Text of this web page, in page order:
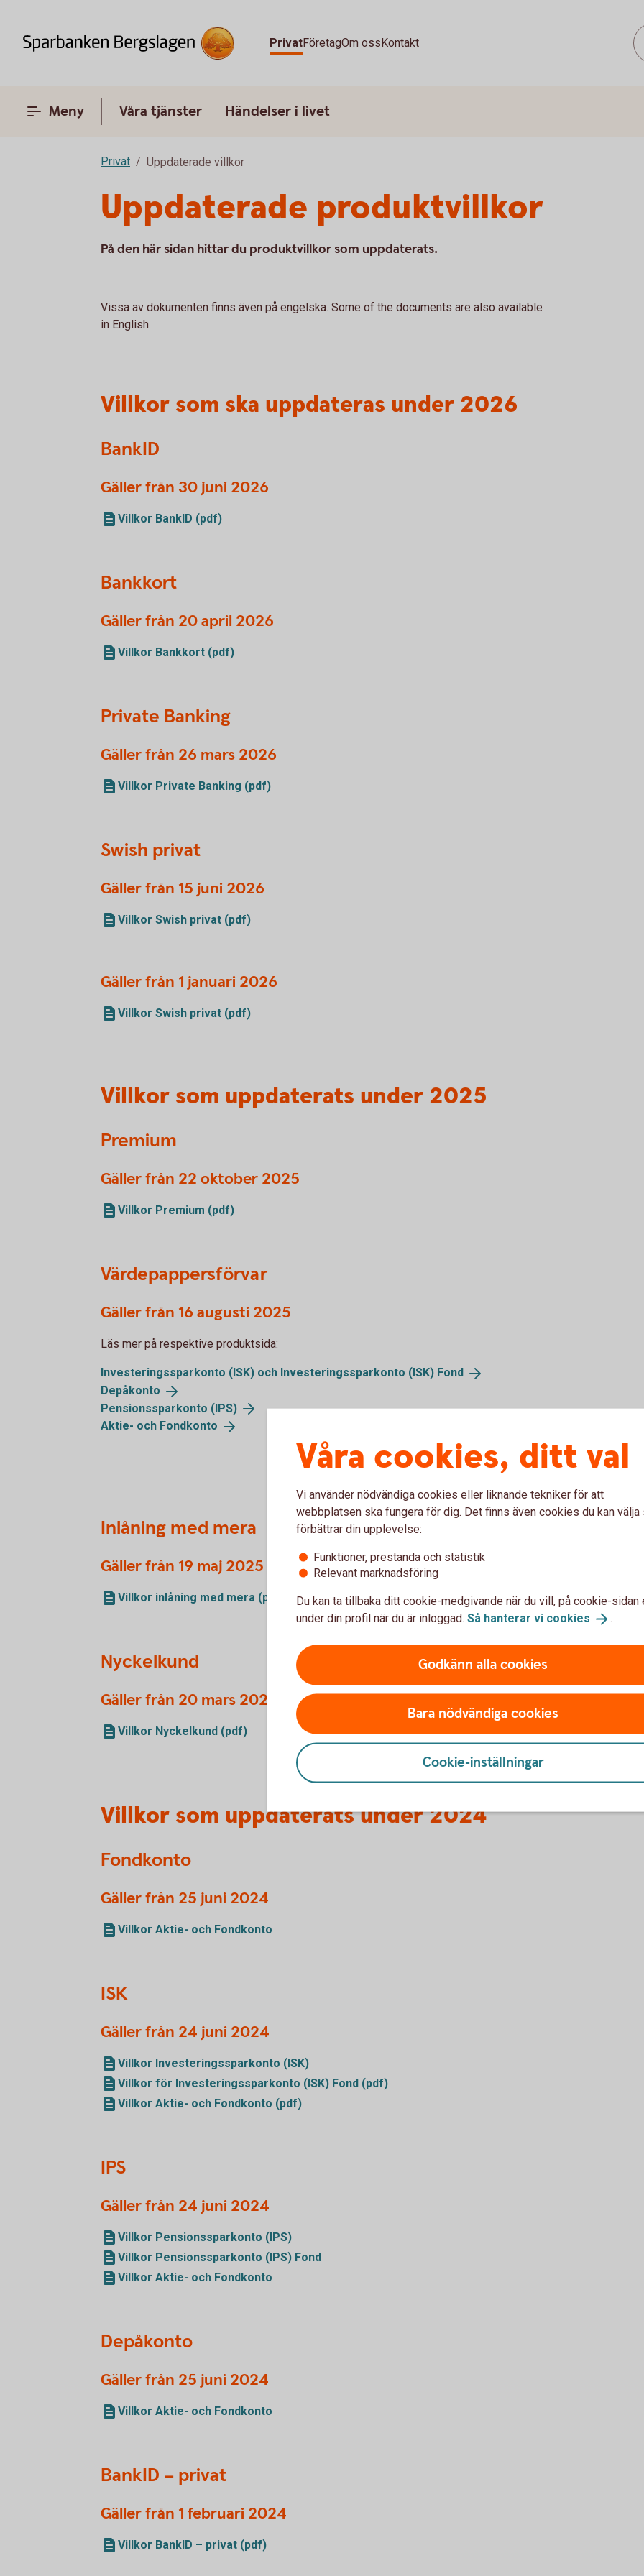
PrivatFöretagOm ossKontakt
Meny Våra tjänster Händelser i livet
Privat Uppdaterade villkor
Uppdaterade produktvillkor
På den här sidan hittar du produktvillkor som uppdaterats.
Vissa av dokumenten finns även på engelska. Some of the documents are also available
in English.
Villkor som ska uppdateras under 2026
BankID
Gäller från 30 juni 2026
Villkor BankID (pdf)
Bankkort
Gäller från 20 april 2026
Villkor Bankkort (pdf)
Private Banking
Gäller från 26 mars 2026
Villkor Private Banking (pdf)
Swish privat
Gäller från 15 juni 2026
Villkor Swish privat (pdf)
Gäller från 1 januari 2026
Villkor Swish privat (pdf)
Villkor som uppdaterats under 2025
Premium
Gäller från 22 oktober 2025
Villkor Premium (pdf)
Värdepappersförvar
Gäller från 16 augusti 2025
Läs mer på respektive produktsida:
Investeringssparkonto (ISK) och Investeringssparkonto (ISK) Fond
Depåkonto
Pensionssparkonto (IPS)
Aktie- och Fondkonto
Inlåning med mera
Gäller från 19 maj 2025
Villkor inlåning med mera (pdf)
Nyckelkund
Gäller från 20 mars 2025
Villkor Nyckelkund (pdf)
Villkor som uppdaterats under 2024
Fondkonto
Gäller från 25 juni 2024
Villkor Aktie- och Fondkonto
ISK
Gäller från 24 juni 2024
Villkor Investeringssparkonto (ISK)
Villkor för Investeringssparkonto (ISK) Fond (pdf)
Villkor Aktie- och Fondkonto (pdf)
IPS
Gäller från 24 juni 2024
Villkor Pensionssparkonto (IPS)
Villkor Pensionssparkonto (IPS) Fond
Villkor Aktie- och Fondkonto
Depåkonto
Gäller från 25 juni 2024
Villkor Aktie- och Fondkonto
BankID – privat
Gäller från 1 februari 2024
Villkor BankID – privat (pdf)
Våra cookies, ditt val
Vi använder nödvändiga cookies eller liknande tekniker för att
webbplatsen ska fungera för dig. Det finns även cookies du kan välja
förbättrar din upplevelse:
Funktioner, prestanda och statistik
Relevant marknadsföring
Du kan ta tillbaka ditt cookie-medgivande när du vill, på cookie-sidan
under din profil när du är inloggad. Så hanterar vi cookies .
Godkänn alla cookies
Bara nödvändiga cookies
Cookie-inställningar